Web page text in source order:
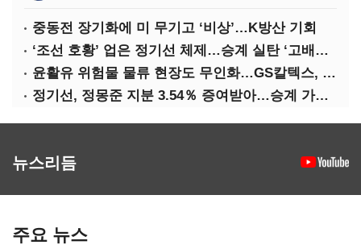
중동전 장기화에 미 무기고 ‘비상’…K방산 기회
‘조선 호황’ 업은 정기선 체제…승계 실탄 ‘고배당’ 주목
윤활유 위험물 물류 현장도 무인화…GS칼텍스, 디지털 전환 가속
정기선, 정몽준 지분 3.54％ 증여받아…승계 가속화
뉴스리듬
주요 뉴스